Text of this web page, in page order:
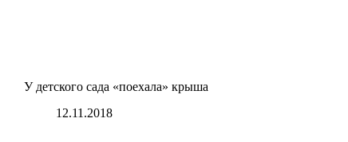
У детского сада «поехала» крыша
12.11.2018